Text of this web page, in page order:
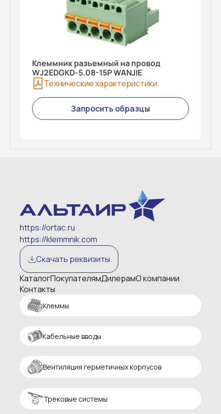
Клеммник разъемный на провод
WJ2EDGKD-5.08-15P WANJIE
Технические характеристики
Запросить образцы
https://ortac.ru
https://klemmnik.com
Скачать реквизиты
КаталогПокупателямДилерамО компании
Контакты
Клеммы
Кабельные вводы
Вентиляция герметичных корпусов
Трековые системы